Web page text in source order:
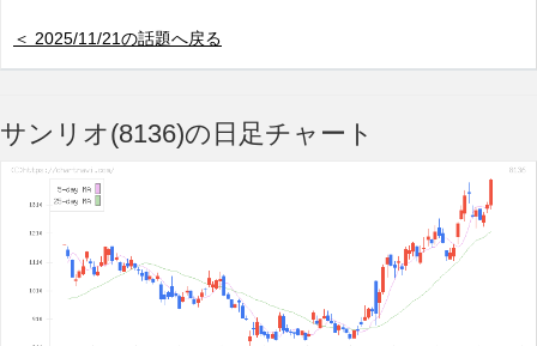
＜ 2025/11/21の話題へ戻る
サンリオ(8136)の日足チャート